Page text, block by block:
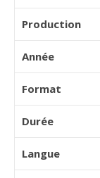
Production
Année
Format
Durée
Langue